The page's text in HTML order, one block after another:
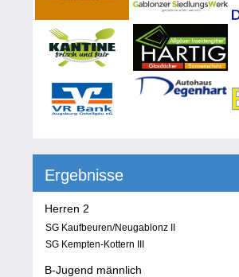
Ergebnisse
Herren 2
SG Kaufbeuren/Neugablonz II
SG Kempten-Kottern III
B-Jugend männlich